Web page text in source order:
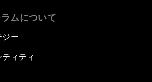
ムについて
ジー
ィティ